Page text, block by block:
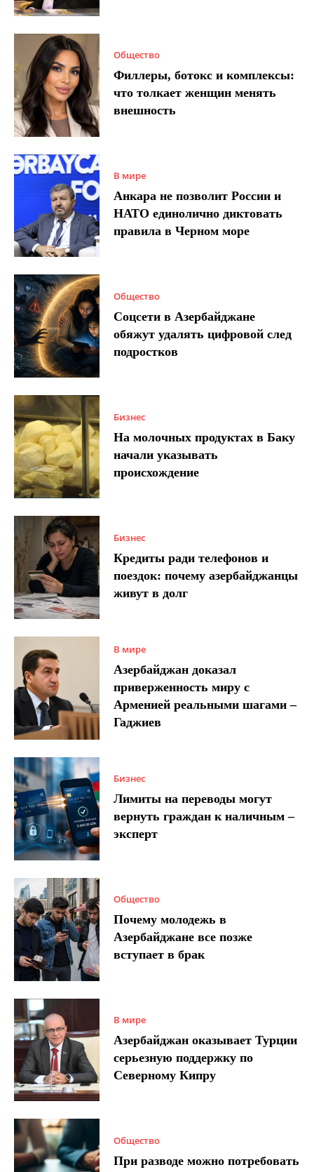
Общество
Филлеры, ботокс и комплексы:
что толкает женщин менять
внешность
В мире
Анкара не позволит России и
НАТО единолично диктовать
правила в Черном море
Общество
Соцсети в Азербайджане
обяжут удалять цифровой след
подростков
Бизнес
На молочных продуктах в Баку
начали указывать
происхождение
Бизнес
Кредиты ради телефонов и
поездок: почему азербайджанцы
живут в долг
В мире
Азербайджан доказал
приверженность миру с
Арменией реальными шагами –
Гаджиев
Бизнес
Лимиты на переводы могут
вернуть граждан к наличным –
эксперт
Общество
Почему молодежь в
Азербайджане все позже
вступает в брак
В мире
Азербайджан оказывает Турции
серьезную поддержку по
Северному Кипру
Общество
При разводе можно потребовать